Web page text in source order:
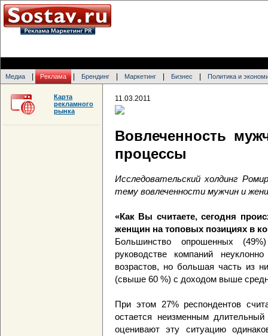
Медиа Реклама Брендинг Маркетинг Бизнес Политика и
11.03.2011
Вовлеченность
процессы
Исследовательский холдинг
тему вовлеченности мужчин и
«Как Вы считаете, сегодня
женщин на топовых позициях в
Большинство опрошенных
руководстве компаний
возрастов, но большая часть из
(свыше 60 %) с доходом выше
При этом 27% респондентов
остается неизменным
оценивают эту ситуацию
Карта
рекламного
рынка